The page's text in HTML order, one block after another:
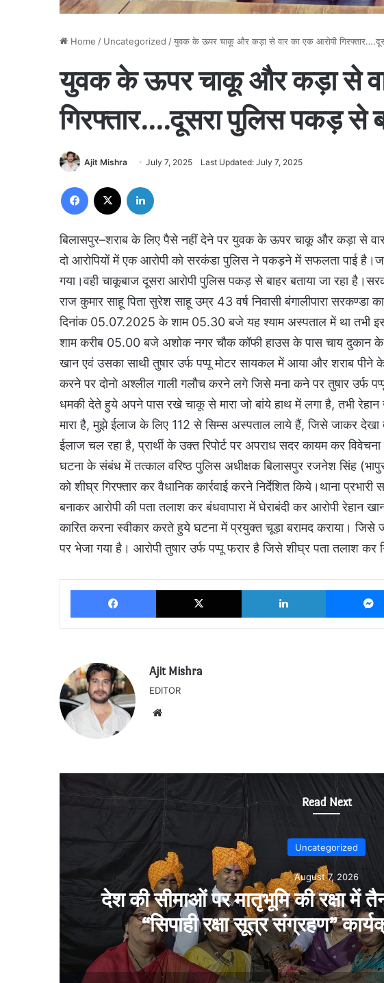
Home / Uncategorized /युवक के ऊपर चाकू और कड़ा से वार का एक आरोपी
युवक के ऊपर चाकू और कड़ा से
गिरफ्तार….दूसरा पुलिस पकड़ से
Ajit Mishra July 7, 2025 Last Updated: July 7, 2025
Facebook
बिलासपुर–शराब के लिए पैसे नहीं देने पर युवक के ऊपर चाकू और कड़ा से
दो आरोपियों में एक आरोपी को सरकंडा पुलिस ने पकड़ने में सफलता पाई
गया।वही चाकूबाज दूसरा आरोपी पुलिस पकड़ से बाहर बताया जा रहा
राज कुमार साहू पिता सुरेश साहू उम्र 43 वर्ष निवासी बंगालीपारा सरकण्डा
दिनांक 05.07.2025 के शाम 05.30 बजे यह श्याम अस्पताल में था तभी
शाम करीब 05.00 बजे अशोक नगर चौक कॉफी हाउस के पास चाय दुकान के
खान एवं उसका साथी तुषार उर्फ पप्पू मोटर सायकल में आया और शराब
करने पर दोनो अश्लील गाली गलौच करने लगे जिसे मना कने पर तुषार उर्फ
धमकी देते हुये अपने पास रखे चाकू से मारा जो बांये हाथ में लगा है, तभी
मारा है, मुझे ईलाज के लिए 112 से सिम्स अस्पताल लाये हैं, जिसे जाकर
ईलाज चल रहा है, प्रार्थी के उक्त रिपोर्ट पर अपराध सदर कायम कर
घटना के संबंध में तत्काल वरिष्ठ पुलिस अधीक्षक बिलासपुर रजनेश सिंह
को शीघ्र गिरफ्तार कर वैधानिक कार्रवाई करने निर्देशित किये।थाना
बनाकर आरोपी की पता तलाश कर बंधवापारा में घेराबंदी कर आरोपी रेहान
कारित करना स्वीकार करते हुये घटना में प्रयुक्त चूड़ा बरामद कराया। जिसे
पर भेजा गया है। आरोपी तुषार उर्फ पप्पू फरार है जिसे शीघ्र पता तलाश कर
Facebook X LinkedIn
Ajit Mishra
EDITOR
Read Next
Uncategorized
August 7, 2026
कल्चरल मार्क्सवाद अध्ययन समूह
मार्क्सवाद’ विषय पर ब्रेन